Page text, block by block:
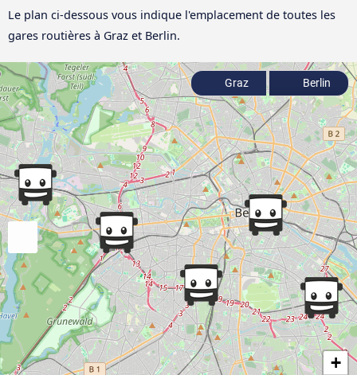
Le plan ci-dessous vous indique l'emplacement de toutes les
gares routières à Graz et Berlin.
+
Graz Berlin